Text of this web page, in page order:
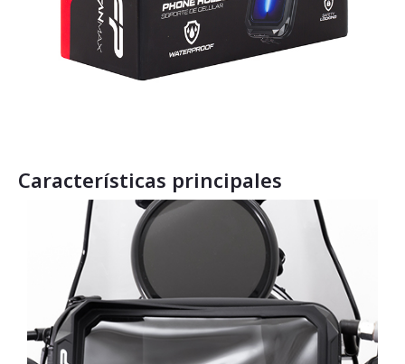
Características principales